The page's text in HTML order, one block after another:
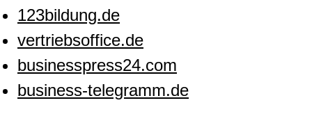
123bildung.de
vertriebsoffice.de
businesspress24.com
business-telegramm.de